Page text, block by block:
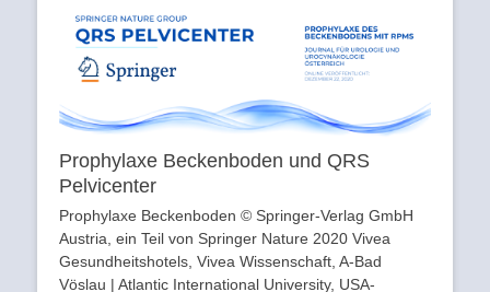
Prophylaxe Beckenboden und QRS
Pelvicenter
Prophylaxe Beckenboden © Springer-Verlag GmbH
Austria, ein Teil von Springer Nature 2020 Vivea
Gesundheitshotels, Vivea Wissenschaft, A-Bad
Vöslau | Atlantic International University, USA-